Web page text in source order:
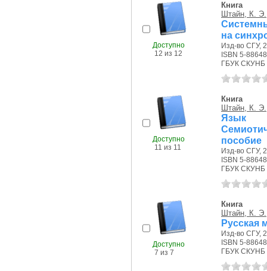
Доступно
12 из 12
Книга
Штайн, К. Э.
на
Изд-во СГУ,
ISBN 5-
ГБУК
Доступно
11 из 11
Книга
Штайн, К. Э.
Язык
пособие
Изд-во СГУ,
ISBN 5-
ГБУК
Доступно
7 из 7
Книга
Штайн, К. Э.
Русская
Изд-во СГУ,
ISBN 5-
ГБУК